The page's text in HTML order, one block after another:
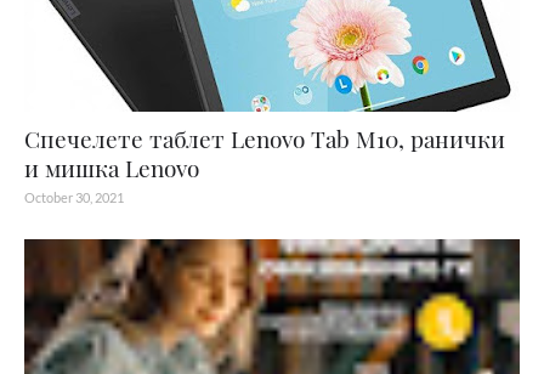
Спечелете таблет Lenovo Tab M10, ранички
и мишка Lenovo
October 30, 2021